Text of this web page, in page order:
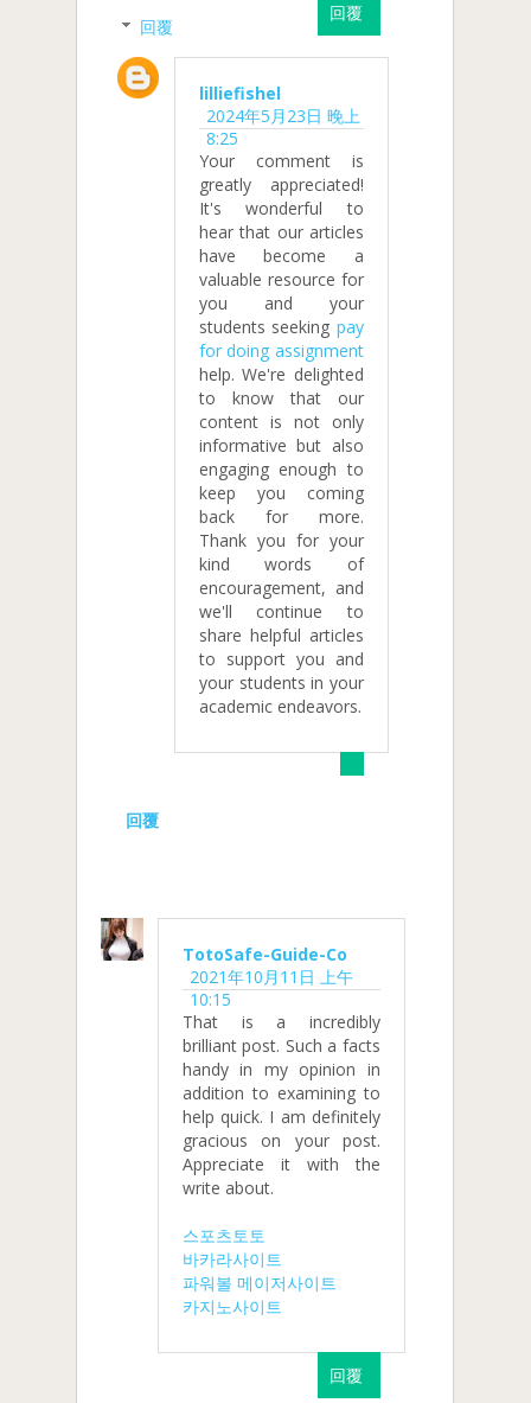
回覆
回覆
lilliefishel
2024年5月23日 晚上
8:25
Your comment is
greatly appreciated!
It's wonderful to
hear that our articles
have become a
valuable resource for
you and your
students seeking pay
for doing assignment
help. We're delighted
to know that our
content is not only
informative but also
engaging enough to
keep you coming
back for more.
Thank you for your
kind words of
encouragement, and
we'll continue to
share helpful articles
to support you and
your students in your
academic endeavors.
回覆
TotoSafe-Guide-Co
2021年10月11日 上午
10:15
That is a incredibly
brilliant post. Such a facts
handy in my opinion in
addition to examining to
help quick. I am definitely
gracious on your post.
Appreciate it with the
write about.
스포츠토토
바카라사이트
파워볼 메이저사이트
카지노사이트
回覆